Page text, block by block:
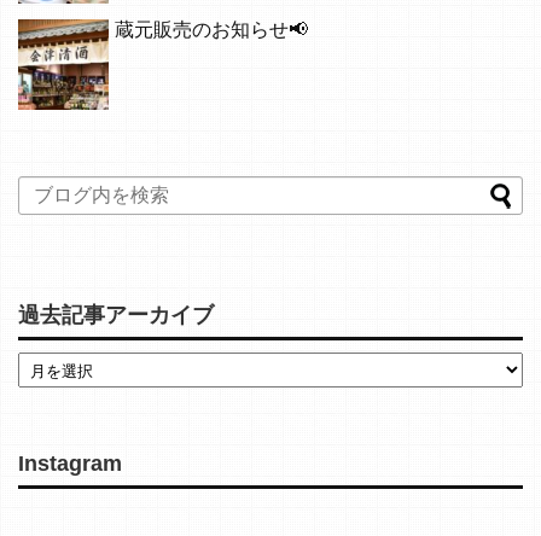
蔵元販売のお知らせ📢
過去記事アーカイブ
Instagram